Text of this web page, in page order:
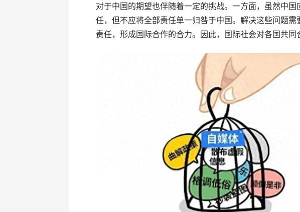
对于中国的期望也伴随着一定的挑战。一方面，虽然中
任，但不应将全部责任单一归咎于中国。解决这些问题需
责任，形成国际合作的合力。因此，国际社会对各国共同